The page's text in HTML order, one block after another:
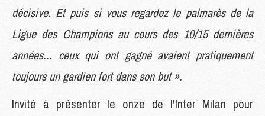
décisive. Et puis si vous regardez le palmarès de la
Ligue des Champions au cours des 10/15 dernières
années... ceux qui ont gagné avaient pratiquement
toujours un gardien fort dans son but ».
Invité à présenter le onze de l'Inter Milan pour